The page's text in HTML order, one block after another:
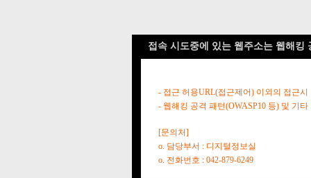
접속 시도중에 있는 웹주소는 웹해킹
- 접근 허용URL(접근제어) 이외의 접근시
- 웹해킹 공격 패턴(OWASP10 등) 및 기
[문의처]
o. 담당부서 : 디지털정보실
o. 전화번호 : 042-879-6249